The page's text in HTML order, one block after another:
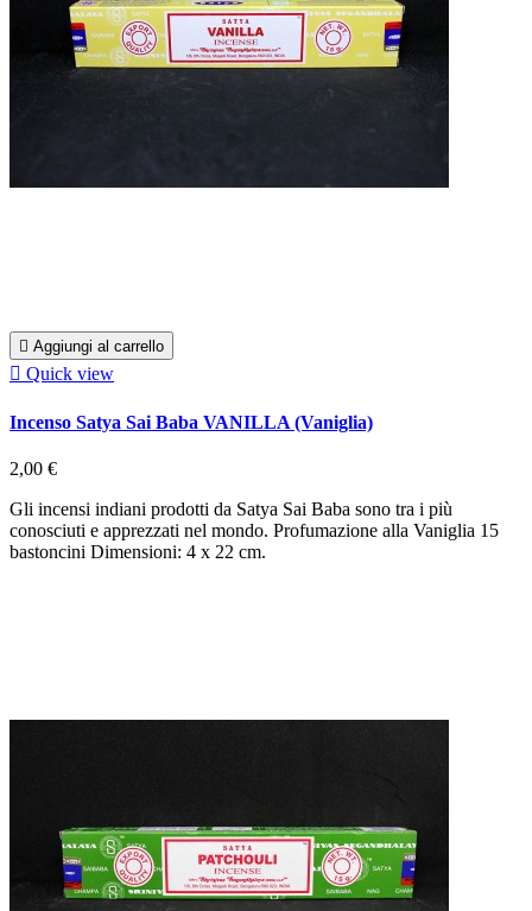
 Aggiungi al carrello
 Quick view
Incenso Satya Sai Baba VANILLA (Vaniglia)
2,00 €
Gli incensi indiani prodotti da Satya Sai Baba sono tra i più
conosciuti e apprezzati nel mondo. Profumazione alla Vaniglia 15
bastoncini Dimensioni: 4 x 22 cm.